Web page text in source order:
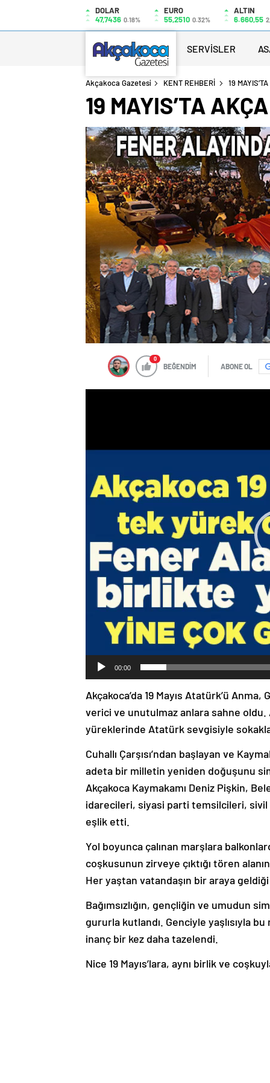
DOLAR
47,7436 0.18%
EURO
55,2510 0.32%
ALTIN
6.660,55
SERVİSLER
Akçakoca Gazetesi KENT REHBERİ 19
19 MAYIS’TA
0
BEĞENDİM ABONE OL
00:00
Akçakoca’da 19 Mayıs Atatürk’ü
verici ve unutulmaz anlara sahne
yüreklerinde Atatürk sevgisiyle
Cuhallı Çarşısı’ndan başlayan ve
adeta bir milletin yeniden doğuşunu
Akçakoca Kaymakamı Deniz Pişkin,
idarecileri, siyasi parti temsilcileri,
eşlik etti.
Yol boyunca çalınan marşlara
coşkusunun zirveye çıktığı tören
Her yaştan vatandaşın bir araya
Bağımsızlığın, gençliğin ve umudun
gururla kutlandı. Genciyle yaşlısıyla
inanç bir kez daha tazelendi.
Nice 19 Mayıs’lara, aynı birlik ve